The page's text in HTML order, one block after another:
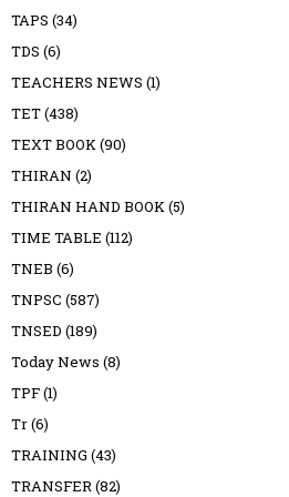
TAPS (34)
TDS (6)
TEACHERS NEWS (1)
TET(438)
TEXT BOOK(90)
THIRAN (2)
THIRAN HAND BOOK(5)
TIME TABLE (112)
TNEB (6)
TNPSC (587)
TNSED (189)
Today News (8)
TPF(1)
Tr(6)
TRAINING (43)
TRANSFER(82)